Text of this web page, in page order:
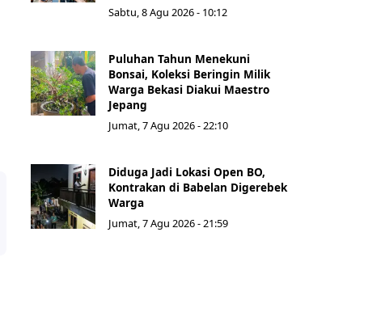
Sabtu, 8 Agu 2026 - 10:12
Puluhan Tahun Menekuni
Bonsai, Koleksi Beringin Milik
Warga Bekasi Diakui Maestro
Jepang
Jumat, 7 Agu 2026 - 22:10
Diduga Jadi Lokasi Open BO,
Kontrakan di Babelan Digerebek
Warga
Jumat, 7 Agu 2026 - 21:59